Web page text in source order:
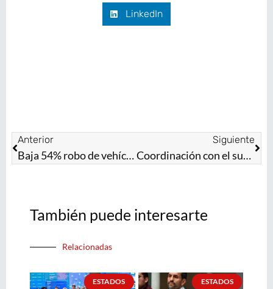
LinkedIn
Anterior
Baja 54% robo de vehículos en el Oriente del EdoMéx a un año del Mando Unificado
Siguiente
Coordinación con el sur del Edoméx ha reducido extorsión: Horacio Duarte
También puede interesarte
Relacionadas
ESTADOS ESTADOS